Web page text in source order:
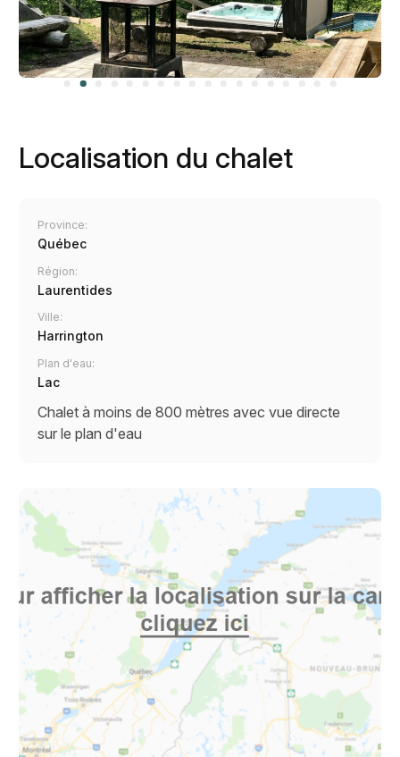
Localisation du chalet
Province:
Québec
Région:
Laurentides
Ville:
Harrington
Plan d'eau:
Lac
Chalet à moins de 800 mètres avec vue directe
sur le plan d'eau